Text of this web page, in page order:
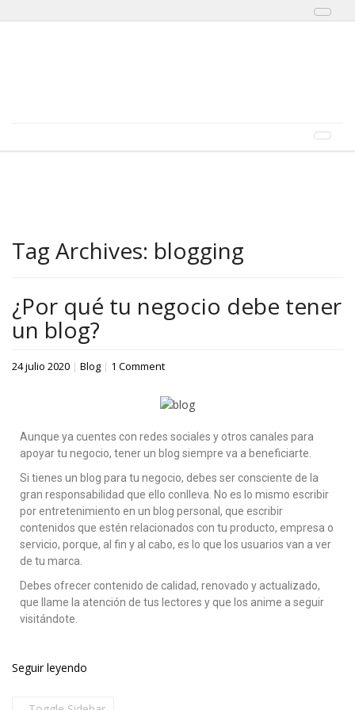
Menu
Tag Archives: blogging
¿Por qué tu negocio debe tener
un blog?
24 julio 2020 | Blog | 1 Comment
Aunque ya cuentes con redes sociales y otros canales para
apoyar tu negocio, tener un blog siempre va a beneficiarte.
Si tienes un blog para tu negocio, debes ser consciente de la
gran responsabilidad que ello conlleva. No es lo mismo escribir
por entretenimiento en un blog personal, que escribir
contenidos que estén relacionados con tu producto, empresa o
servicio, porque, al fin y al cabo, es lo que los usuarios van a ver
de tu marca.
Debes ofrecer contenido de calidad, renovado y actualizado,
que llame la atención de tus lectores y que los anime a seguir
visitándote.
Seguir leyendo